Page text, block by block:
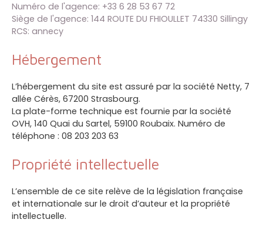
Numéro de l'agence: +33 6 28 53 67 72
Siège de l'agence: 144 ROUTE DU FHIOULLET 74330 Sillingy
RCS: annecy
Hébergement
L’hébergement du site est assuré par la société Netty, 7
allée Cérès, 67200 Strasbourg.
La plate-forme technique est fournie par la société
OVH, 140 Quai du Sartel, 59100 Roubaix. Numéro de
téléphone : 08 203 203 63
Propriété intellectuelle
L’ensemble de ce site relève de la législation française
et internationale sur le droit d’auteur et la propriété
intellectuelle.